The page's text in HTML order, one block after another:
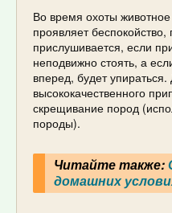
Во время охоты
проявляет
прислушивается, если
неподвижно стоять, а
вперед, будет
высококачественного
скрещивание пород
породы).
Читайте также:
домашних